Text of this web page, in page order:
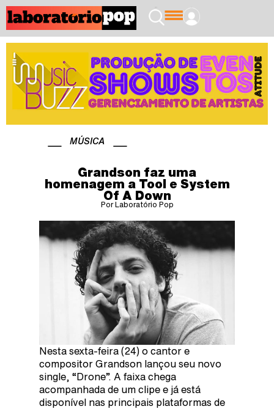
MÚSICA
Grandson faz uma
homenagem a Tool e System
Of A Down
Por Laboratório Pop
Nesta sexta-feira (24) o cantor e
compositor Grandson lançou seu novo
single, “Drone”. A faixa chega
acompanhada de um clipe e já está
disponível nas principais plataformas de